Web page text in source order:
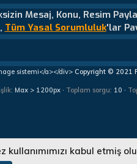
Mesaj, Konu, Resim
Tüm Yasal Sorumluluk'lar
sistemi</a></div> Copyright © 2021
Toplam sorgu 10
kabul etmiş